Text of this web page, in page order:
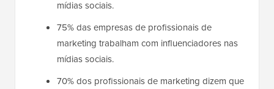
mídias sociais.
75% das empresas de profissionais de
marketing trabalham com influenciadores nas
mídias sociais.
70% dos profissionais de marketing dizem que